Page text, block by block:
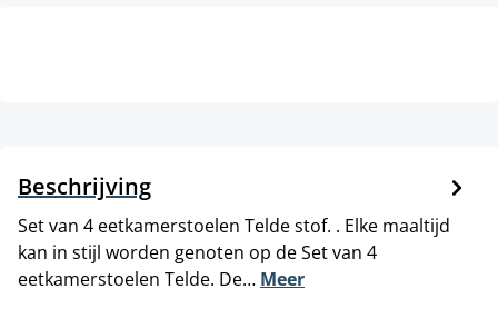
Beschrijving
Set van 4 eetkamerstoelen Telde stof. . Elke maaltijd
kan in stijl worden genoten op de Set van 4
eetkamerstoelen Telde. De… Meer